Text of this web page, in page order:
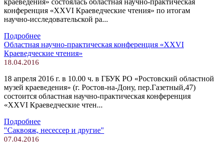
конференция «ХХVI Краеведческие чтения» по итогам
научно-исследовательской ра...
Подробнее
Областная научно-практическая конференция «ХХVI
Краеведческие чтения»
18.04.2016
18 апреля 2016 г. в 10.00 ч. в ГБУК РО «Ростовский областной
музей краеведения» (г. Ростов-на-Дону, пер.Газетный,47)
состоится областная научно-практическая конференция
«ХХVI Краеведческие чтен...
Подробнее
"Саквояж, несессер и другие"
07.04.2016